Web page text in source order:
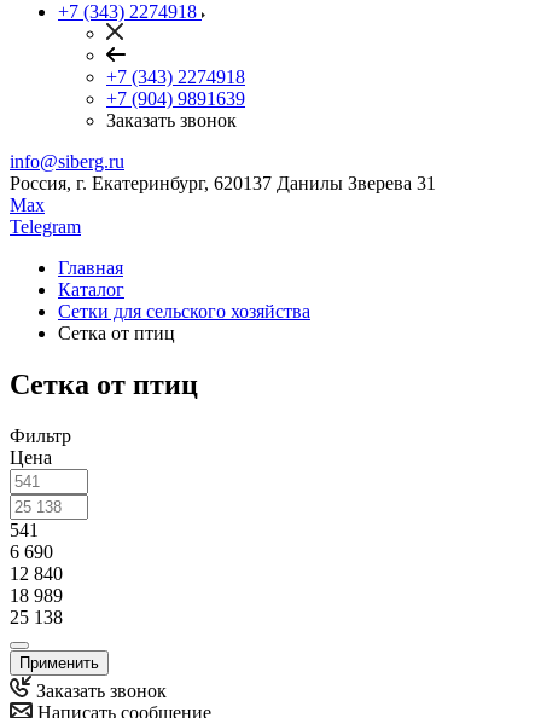
+7 (343) 2274918
+7 (343) 2274918
+7 (904) 9891639
Заказать звонок
info@siberg.ru
Россия, г. Екатеринбург, 620137 Данилы Зверева 31
Max
Telegram
Главная
Каталог
Сетки для сельского хозяйства
Сетка от птиц
Сетка от птиц
Фильтр
Цена
541
6 690
12 840
18 989
25 138
Применить
Заказать звонок
Написать сообщение